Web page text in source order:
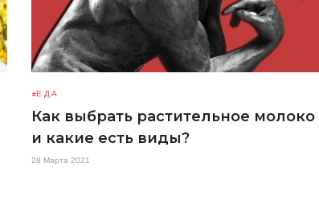
ЕДА
Как выбрать растительное молоко
и какие есть виды?
28 Марта 2021